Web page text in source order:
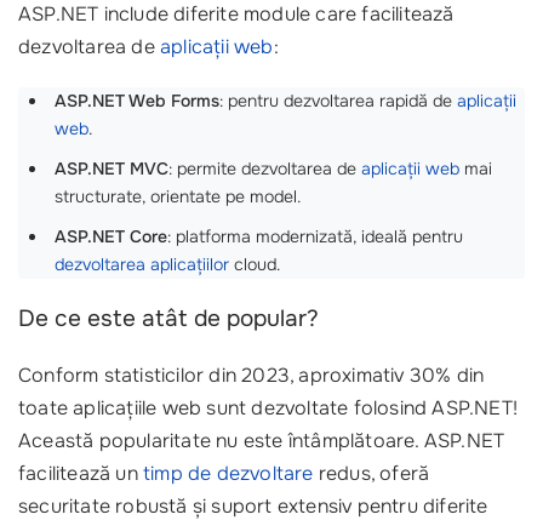
ASP.NET include diferite module care facilitează
dezvoltarea deaplicații web:
ASP.NET Web Forms: pentru dezvoltarea rapidă de aplicații
web.
ASP.NET MVC: permite dezvoltarea de aplicații web mai
structurate, orientate pe model.
ASP.NET Core: platforma modernizată, ideală pentru
dezvoltarea aplicațiilor cloud.
De ce este atât de popular?
Conform statisticilor din 2023, aproximativ 30% din
toate aplicațiile web sunt dezvoltate folosind ASP.NET!
Această popularitate nu este întâmplătoare. ASP.NET
facilitează untimp de dezvoltare redus, oferă
securitate robustă și suport extensiv pentru diferite